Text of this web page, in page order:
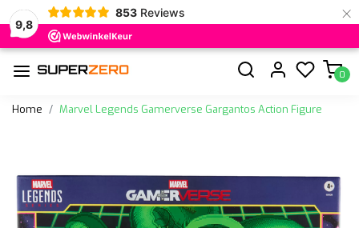
9,8
853 Reviews ×
0
Home Marvel Legends Gamerverse Gargantos Action Figure